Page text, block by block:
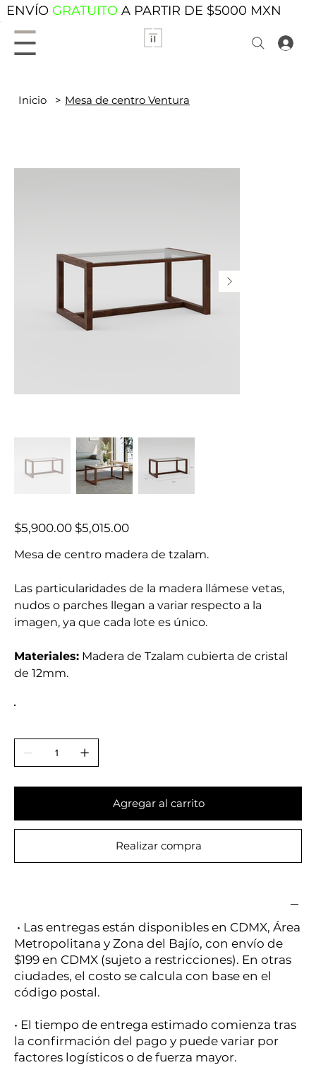
ENVÍO GRATUITO A PARTIR DE $5000 MXN
Inicio > Mesa de centro Ventura
Precio
original
$5,900.00 Precio
de
$5,015.00
Mesa de centro madera de tzalam.
Las particularidades de la madera llámese vetas,
nudos o parches llegan a variar respecto a la
imagen, ya que cada lote es único.
Materiales: Madera de Tzalam cubierta de cristal
de 12mm.
Agregar al carrito
Realizar compra
• Las entregas están disponibles en CDMX, Área
Metropolitana y Zona del Bajío, con envío de
$199 en CDMX (sujeto a restricciones). En otras
ciudades, el costo se calcula con base en el
código postal.
• El tiempo de entrega estimado comienza tras
la confirmación del pago y puede variar por
factores logísticos o de fuerza mayor.